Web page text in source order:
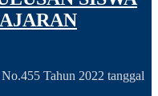
Tahun 2022 tanggal